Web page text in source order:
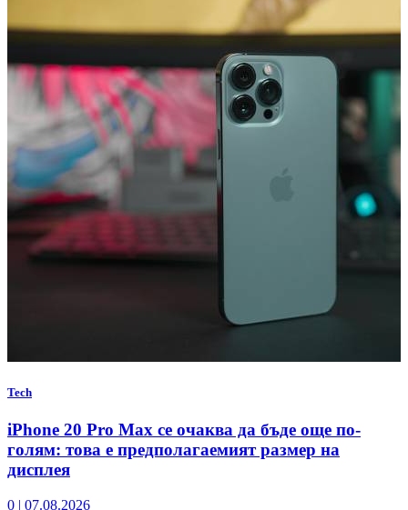
Tech
iPhone 20 Pro Max се очаква да бъде още по-
голям: това е предполагаемият размер на
дисплея
0 | 07.08.2026